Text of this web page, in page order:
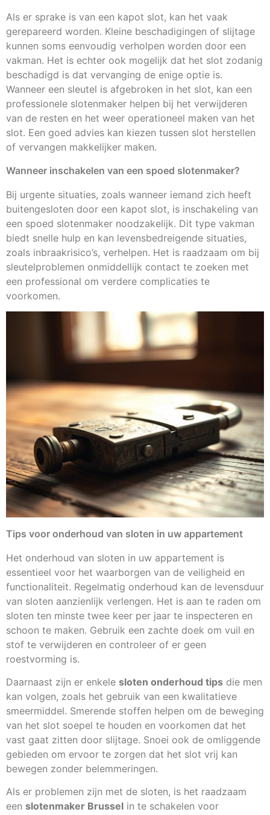
Als er sprake is van een kapot slot, kan het vaak
gerepareerd worden. Kleine beschadigingen of slijtage
kunnen soms eenvoudig verholpen worden door een
vakman. Het is echter ook mogelijk dat het slot zodanig
beschadigd is dat vervanging de enige optie is.
Wanneer een sleutel is afgebroken in het slot, kan een
professionele slotenmaker helpen bij het verwijderen
van de resten en het weer operationeel maken van het
slot. Een goed advies kan kiezen tussen slot herstellen
of vervangen makkelijker maken.
Wanneer inschakelen van een spoed slotenmaker?
Bij urgente situaties, zoals wanneer iemand zich heeft
buitengesloten door een kapot slot, is inschakeling van
een spoed slotenmaker noodzakelijk. Dit type vakman
biedt snelle hulp en kan levensbedreigende situaties,
zoals inbraakrisico’s, verhelpen. Het is raadzaam om bij
sleutelproblemen onmiddellijk contact te zoeken met
een professional om verdere complicaties te
voorkomen.
Tips voor onderhoud van sloten in uw appartement
Het onderhoud van sloten in uw appartement is
essentieel voor het waarborgen van de veiligheid en
functionaliteit. Regelmatig onderhoud kan de levensduur
van sloten aanzienlijk verlengen. Het is aan te raden om
sloten ten minste twee keer per jaar te inspecteren en
schoon te maken. Gebruik een zachte doek om vuil en
stof te verwijderen en controleer of er geen
roestvorming is.
Daarnaast zijn er enkele sloten onderhoud tips die men
kan volgen, zoals het gebruik van een kwalitatieve
smeermiddel. Smerende stoffen helpen om de beweging
van het slot soepel te houden en voorkomen dat het
vast gaat zitten door slijtage. Snoei ook de omliggende
gebieden om ervoor te zorgen dat het slot vrij kan
bewegen zonder belemmeringen.
Als er problemen zijn met de sloten, is het raadzaam
een slotenmaker Brussel in te schakelen voor